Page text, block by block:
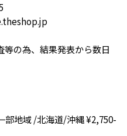
等の為、結果発表から数日
地域 /北海道/沖縄 ¥2,750-